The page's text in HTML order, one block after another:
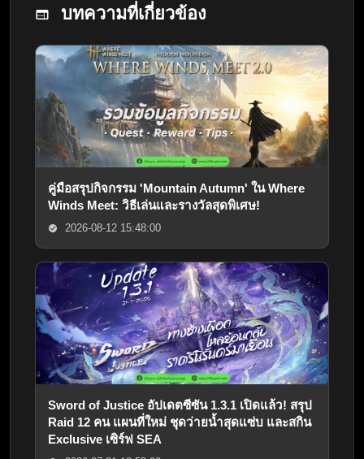
บทความที่เกี่ยวข้อง
คู่มือสรุปกิจกรรม 'Mountain Autumn' ใน Where
Winds Meet: วิธีเล่นและรางวัลสุดพิเศษ!
2026-08-12 15:48:00
Sword of Justice อัปเดตซีซัน 1.3.1 เปิดแล้ว! สรุป
Raid 12 คน แผนที่ใหม่ ชุดว่ายน้ำสุดแซ่บ และสกิน
Exclusive เซิร์ฟ SEA